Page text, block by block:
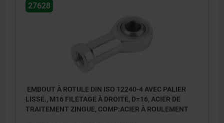
27628
EMBOUT À ROTULE DIN ISO 12240-4 AVEC PALIER
LISSE., M16 FILETAGE À DROITE, D=16, ACIER DE
TRAITEMENT ZINGUE, COMP:ACIER À ROULEMENT